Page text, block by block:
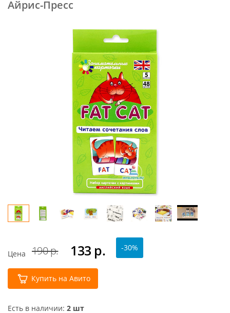
Айрис-Пресс
Цена 190 р. 133 р. -30%
Купить на Авито
Есть в наличии: 2 шт